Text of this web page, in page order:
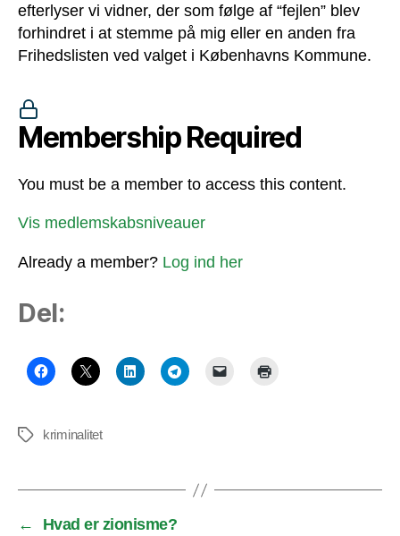
efterlyser vi vidner, der som følge af “fejlen” blev
forhindret i at stemme på mig eller en anden fra
Frihedslisten ved valget i Københavns Kommune.
Membership Required
You must be a member to access this content.
Vis medlemskabsniveauer
Already a member? Log ind her
Del:
Tags kriminalitet
←
Hvad er zionisme?